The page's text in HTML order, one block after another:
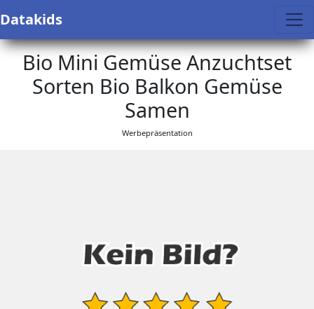
Datakids
Bio Mini Gemüse Anzuchtset
Sorten Bio Balkon Gemüse
Samen
Werbepräsentation